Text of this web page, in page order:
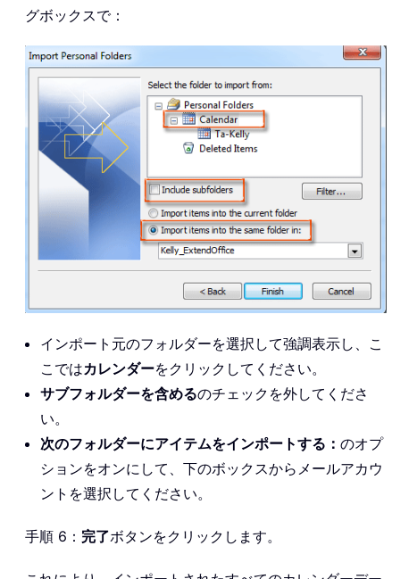
グボックスで：
インポート元のフォルダーを選択して強調表示し、こ
こではカレンダーをクリックしてください。
サブフォルダーを含めるのチェックを外してくださ
い。
次のフォルダーにアイテムをインポートする： のオプ
ションをオンにして、下のボックスからメールアカウ
ントを選択してください。
手順 6： 完了ボタンをクリックします。